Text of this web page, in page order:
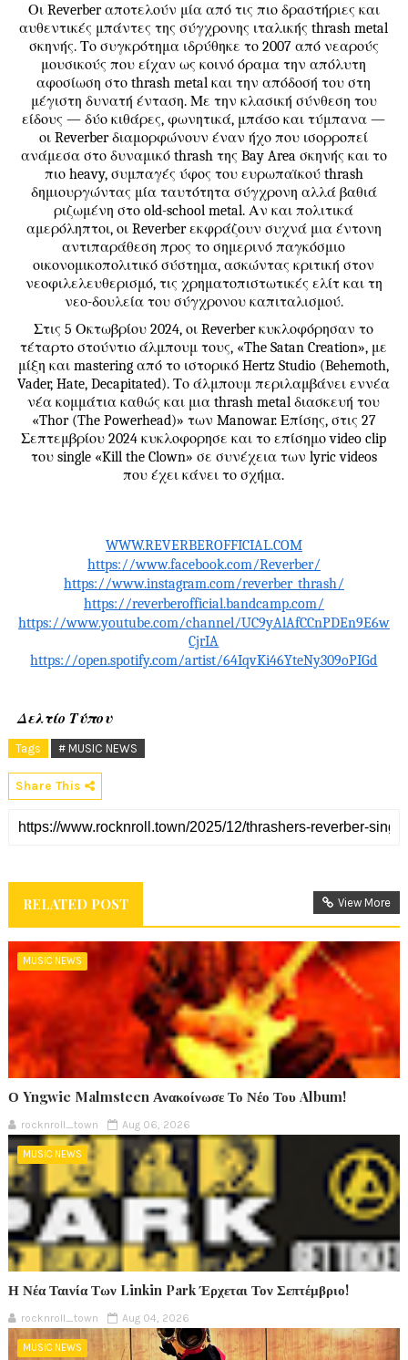
Οι Reverber αποτελούν μία από τις πιο δραστήριες και
αυθεντικές μπάντες της σύγχρονης ιταλικής thrash metal
σκηνής. Το συγκρότημα ιδρύθηκε το 2007 από νεαρούς
μουσικούς που είχαν ως κοινό όραμα την απόλυτη
αφοσίωση στο thrash metal και την απόδοσή του στη
μέγιστη δυνατή ένταση. Με την κλασική σύνθεση του
είδους — δύο κιθάρες, φωνητικά, μπάσο και τύμπανα —
οι Reverber διαμορφώνουν έναν ήχο που ισορροπεί
ανάμεσα στο δυναμικό thrash της Bay Area σκηνής και το
πιο heavy, συμπαγές ύφος του ευρωπαϊκού thrash
δημιουργώντας μία ταυτότητα σύγχρονη αλλά βαθιά
ριζωμένη στο old-school metal. Αν και πολιτικά
αμερόληπτοι, οι Reverber εκφράζουν συχνά μια έντονη
αντιπαράθεση προς το σημερινό παγκόσμιο
οικονομικοπολιτικό σύστημα, ασκώντας κριτική στον
νεοφιλελευθερισμό, τις χρηματοπιστωτικές ελίτ και τη
νεο-δουλεία του σύγχρονου καπιταλισμού.
Στις 5 Οκτωβρίου 2024, οι Reverber κυκλοφόρησαν το
τέταρτο στούντιο άλμπουμ τους, «The Satan Creation», με
μίξη και mastering από το ιστορικό Hertz Studio (Behemoth,
Vader, Hate, Decapitated). Το άλμπουμ περιλαμβάνει εννέα
νέα κομμάτια καθώς και μια thrash metal διασκευή του
«Thor (The Powerhead)» των Manowar. Επίσης, στις 27
Σεπτεμβρίου 2024 κυκλοφορησε και το επίσημο video clip
του single «Kill the Clown» σε συνέχεια των lyric videos
που έχει κάνει το σχήμα.
WWW.REVERBEROFFICIAL.COM
https://www.facebook.com/Reverber/
https://www.instagram.com/reverber_thrash/
https://reverberofficial.bandcamp.com/
https://www.youtube.com/channel/UC9yAlAfCCnPDEn9E6w
CjrIA
https://open.spotify.com/artist/64IqvKi46YteNy309oPIGd
Δελτίο Τύπου
Tags # MUSIC NEWS
Share This
RELATED POST View More
MUSIC NEWS
Ο Yngwie Malmsteen Ανακοίνωσε Το Νέο Του Album!
rocknroll_town Aug 06, 2026
MUSIC NEWS
Η Νέα Ταινία Των Linkin Park Έρχεται Τον Σεπτέμβριο!
rocknroll_town Aug 04, 2026
MUSIC NEWS